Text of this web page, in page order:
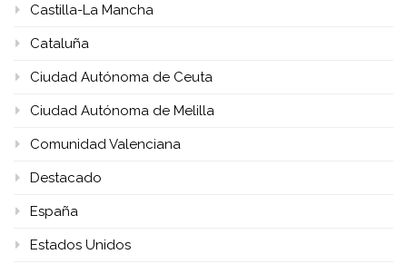
Castilla-La Mancha
Cataluña
Ciudad Autónoma de Ceuta
Ciudad Autónoma de Melilla
Comunidad Valenciana
Destacado
España
Estados Unidos